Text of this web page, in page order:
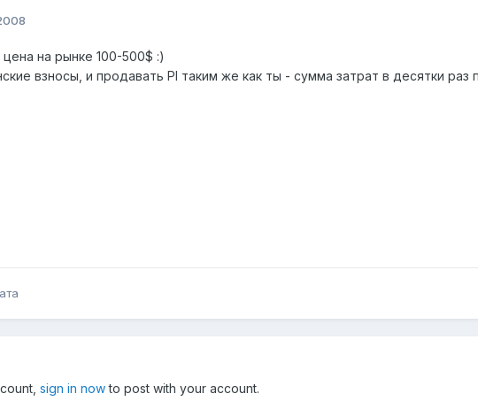
цена на рынке 100-500$ :)
взносы, и продавать PI таким же как ты - сумма затрат в десятки
sign in nowto post with your account.